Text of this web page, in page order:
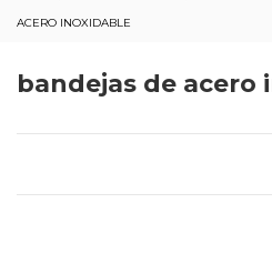
ACERO INOXIDABLE
bandejas de acero